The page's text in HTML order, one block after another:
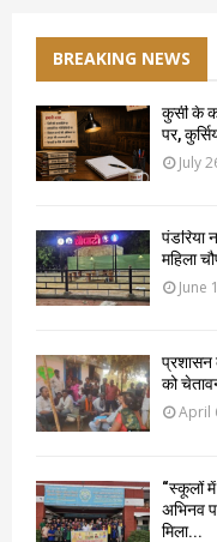
BREAKING NEWS
कुर्सी के
पर,
July
पंडरिया
महिला
June
प्रशासन
को
April
“स्कूलों
अभिनव
मिला...